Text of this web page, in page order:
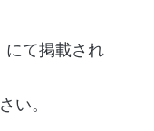
て掲載され
い。